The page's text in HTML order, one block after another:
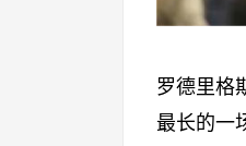
罗德里格
最长的一